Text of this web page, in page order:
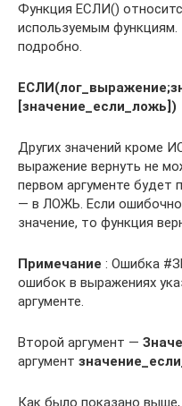
Функция ЕСЛИ()
используемым
подробно.
[значение_если_ложь])
Других значений кроме
выражение вернуть не
первом аргументе
— в ЛОЖЬ. Если ошибочно
значение, то функция
Примечание : Ошибка
ошибок в выражениях
аргументе.
Второй аргумент —
аргумент
Как было показано